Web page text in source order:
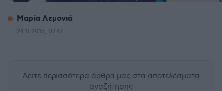
Μαρία Λεμονιά
24.11.2015, 07:47
Δείτε περισσότερα άρθρα μας στα αποτελέσματα
αναζήτησης